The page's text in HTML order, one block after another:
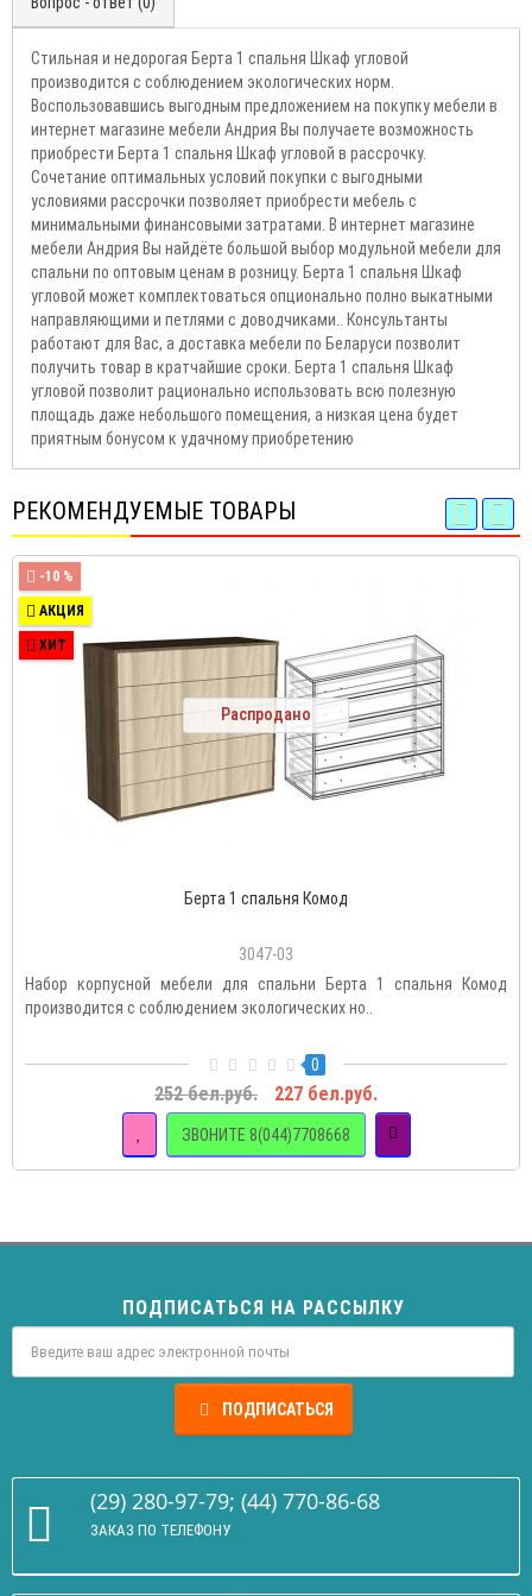
Стильная и недорогая Берта 1 спальня Шкаф угловой
производится с соблюдением экологических норм.
Воспользовавшись выгодным предложением на покупку мебели в
интернет магазине мебели Андрия Вы получаете возможность
приобрести Берта 1 спальня Шкаф угловой в рассрочку.
Сочетание оптимальных условий покупки с выгодными
условиями рассрочки позволяет приобрести мебель с
минимальными финансовыми затратами. В интернет магазине
мебели Андрия Вы найдёте большой выбор модульной мебели для
спальни по оптовым ценам в розницу. Берта 1 спальня Шкаф
угловой может комплектоваться опционально полно выкатными
направляющими и петлями с доводчиками.. Консультанты
работают для Вас, а доставка мебели по Беларуси позволит
получить товар в кратчайшие сроки. Берта 1 спальня Шкаф
угловой позволит рационально использовать всю полезную
площадь даже небольшого помещения, а низкая цена будет
приятным бонусом к удачному приобретению
РЕКОМЕНДУЕМЫЕ ТОВАРЫ
-10 %
АКЦИЯ
ХИТ
Распродано
Берта 1 спальня Комод
3047-03
Набор корпусной мебели для спальни Берта 1 спальня Комод
производится с соблюдением экологических но..
0
252 бел.руб. 227 бел.руб.
ЗВОНИТЕ 8(044)7708668
ПОДПИСАТЬСЯ НА РАССЫЛКУ
ПОДПИСАТЬСЯ
(29) 280-97-79; (44) 770-86-68
ЗАКАЗ ПО ТЕЛЕФОНУ